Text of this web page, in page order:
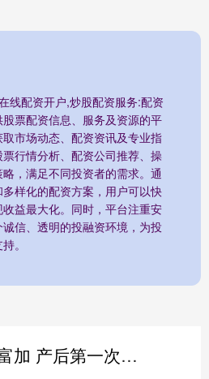
线配资开户,炒股配资服务:配资
票配资信息、服务及资源的平
市场动态、配资资讯及专业指
行情分析、配资公司推荐、操
，满足不同投资者的需求。通
样化的配资方案，用户可以快
益最大化。同时，平台注重安
信、透明的投融资环境，为投
。
财富加 产后第一次来“大姨妈”，2招辨别恶露月经